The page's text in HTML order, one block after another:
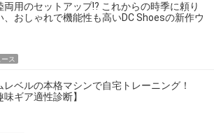
両用のセットアップ!? これからの時季に頼り
、おしゃれで機能性も高いDC Shoesの新作ウ
ース
レベルの本格マシンで自宅トレーニング！
味ギア適性診断】